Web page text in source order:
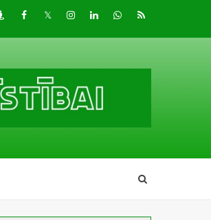
Facebook
TwitterInstagram
LinkedInwhatsapp
RSS